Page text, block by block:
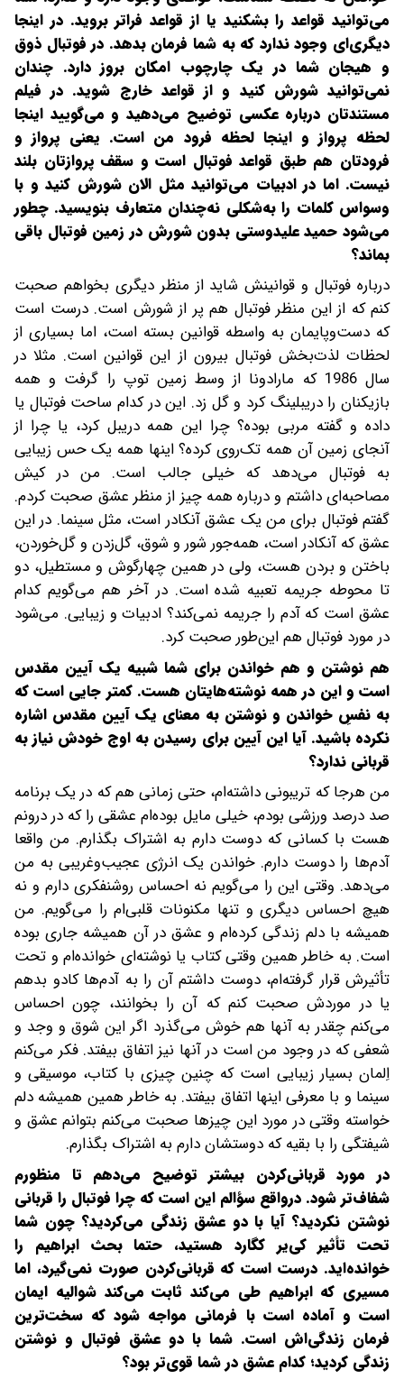
می‌توانید قواعد را بشکنید یا از قواعد فراتر بروید. در اینجا
دیگری‌ای وجود ندارد که به شما فرمان بدهد. در فوتبال ذوق
و هیجان شما در یک چارچوب امکان بروز دارد. چندان
نمی‌توانید شورش کنید و از قواعد خارج شوید. در فیلم
مستندتان درباره عکسی توضیح می‌دهید و می‌گویید اینجا
لحظه پرواز و اینجا لحظه فرود من است. یعنی پرواز و
فرودتان هم طبق قواعد فوتبال است و سقف پروازتان بلند
نیست. اما در ادبیات می‌توانید مثل الان شورش کنید و با
وسواس کلمات را به‌شکلی نه‌چندان متعارف بنویسید. چطور
می‌شود حمید علیدوستی بدون شورش در زمین فوتبال باقی
بماند؟
درباره فوتبال و قوانینش شاید از منظر دیگری بخواهم صحبت
کنم که از این منظر فوتبال هم پر از شورش است. درست است
که دست‌وپایمان به ‌واسطه قوانین بسته است، اما بسیاری از
لحظات لذت‌بخش فوتبال بیرون از این قوانین است. مثلا در
سال 1986 که مارادونا از وسط زمین توپ را گرفت و همه
بازیکنان را دریبلینگ کرد و گل زد. این در کدام ساحت فوتبال یا
داده و گفته مربی بوده؟ چرا این همه دریبل کرد، یا چرا از
آنجای زمین آن همه تک‌روی کرده؟ اینها همه یک حس زیبایی
به فوتبال می‌دهد که خیلی جالب است. من در کیش
مصاحبه‌ای داشتم و درباره همه ‌چیز از منظر عشق صحبت کردم.
گفتم فوتبال برای من یک عشق آنکادر است، مثل سینما. در این
عشق که آنکادر است، همه‌جور شور و شوق، گل‌زدن و گل‌خوردن،
باختن و بردن هست، ولی در همین چهارگوش و مستطیل، دو
تا محوطه جریمه تعبیه شده است. در آخر هم می‌گویم کدام
عشق است که آدم را جریمه نمی‌کند؟ ادبیات و زیبایی. می‌شود
در مورد فوتبال هم این‌طور صحبت کرد.
هم نوشتن و هم خواندن برای شما شبیه یک آیین مقدس
است و این در همه نوشته‌هایتان هست. کمتر جایی است که
به نفسِ خواندن و نوشتن به معنای یک آیین مقدس اشاره
نکرده باشید. آیا این آیین برای رسیدن به اوج خودش نیاز به
قربانی ندارد؟
من هرجا که تریبونی داشته‌ام، حتی زمانی هم که در یک برنامه
صد درصد ورزشی بودم، خیلی مایل بوده‌ام عشقی را که در درونم
هست با کسانی که دوست دارم به اشتراک بگذارم. من واقعا
آدم‌ها را دوست دارم. خواندن یک انرژی عجیب‌و‌غریبی به من
می‌دهد. وقتی این را می‌گویم نه احساس روشنفکری دارم و نه
هیچ احساس دیگری و تنها مکنونات قلبی‌ام را می‌گویم. من
همیشه با دلم زندگی کرده‌ام و عشق در آن همیشه جاری بوده
است. به خاطر همین وقتی کتاب یا نوشته‌ای خوانده‌ام و تحت
تأثیرش قرار گرفته‌ام، دوست داشتم آن را به آدم‌ها کادو بدهم
یا در موردش صحبت کنم که آن را بخوانند، چون احساس
می‌کنم چقدر به آنها هم خوش می‌گذرد اگر این شوق و وجد و
شعفی که در وجود من است در آنها نیز اتفاق بیفتد. فکر می‌کنم
اِلمان بسیار زیبایی است که چنین چیزی با کتاب، موسیقی و
سینما و با معرفی اینها اتفاق بیفتد. به خاطر همین همیشه دلم
خواسته وقتی در مورد این چیزها صحبت می‌کنم بتوانم عشق و
شیفتگی را با بقیه که دوستشان دارم به اشتراک بگذارم.
در مورد قربانی‌کردن بیشتر توضیح می‌دهم تا منظورم
شفاف‌تر شود. درواقع سؤالم این است که چرا فوتبال را قربانی
نوشتن نکردید؟ آیا با دو عشق زندگی می‌کردید؟ چون شما
تحت تأثیر کی‌یر ‌کگارد هستید، حتما بحث ابراهیم را
خوانده‌اید. درست است که قربانی‌کردن صورت نمی‌گیرد، اما
مسیری که ابراهیم طی می‌کند ثابت می‌کند شوالیه ایمان
است و آماده است با فرمانی مواجه شود که سخت‌ترین
فرمان زندگی‌اش است. شما با دو عشق فوتبال و نوشتن
زندگی کردید؛ کدام عشق در شما قوی‌تر بود؟